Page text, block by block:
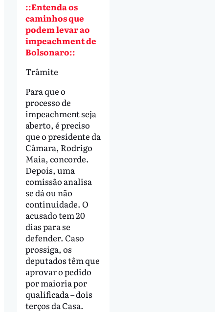
::Entenda os
caminhos que
podem levar ao
impeachment de
Bolsonaro::
Trâmite
Para que o
processo de
impeachment seja
aberto, é preciso
que o presidente da
Câmara, Rodrigo
Maia, concorde.
Depois, uma
comissão analisa
se dá ou não
continuidade. O
acusado tem 20
dias para se
defender. Caso
prossiga, os
deputados têm que
aprovar o pedido
por maioria por
qualificada – dois
terços da Casa.